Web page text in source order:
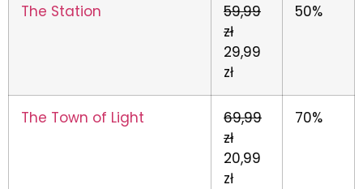
The Station
59,99
zł
29,99
zł
50%
The Town of Light
69,99
zł
20,99
zł
70%